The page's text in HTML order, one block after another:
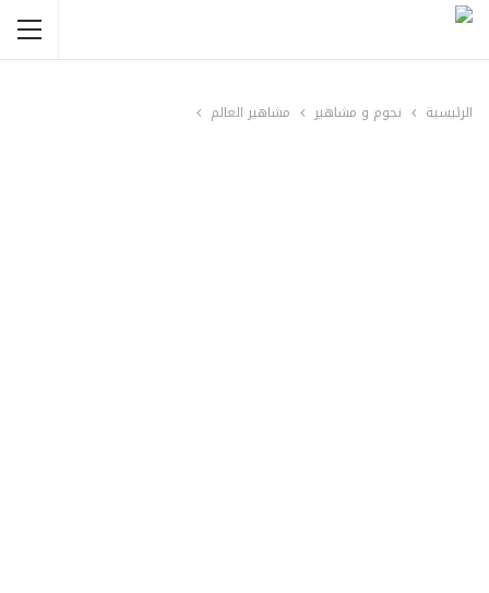
الرئيسية نجوم و مشاهير مشاهير العالم